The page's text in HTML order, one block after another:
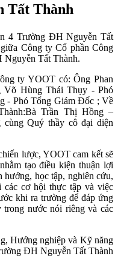
Tất Thành
4 Trường ĐH Nguyễn Tất
Công ty Cổ phần Công
Tất Thành.
ty YOOT có: Ông Phan
Võ Hùng Thái Thụy - Phó
- Phó Tổng Giám Đốc ; Về
Trần Thị Hồng –
cùng Quý thầy cô đại diện
lược, YOOT cam kết sẽ
tạo điều kiện thuận lợi
hướng, học tập, nghiên cứu,
các cơ hội thực tập và việc
khi ra trường để đáp ứng
trong nước nói riêng và các
Hướng nghiệp và Kỹ năng
ĐH Nguyễn Tất Thành